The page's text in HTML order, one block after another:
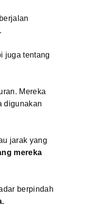
juga tentang
Mereka
digunakan
jarak yang
mereka
berpindah